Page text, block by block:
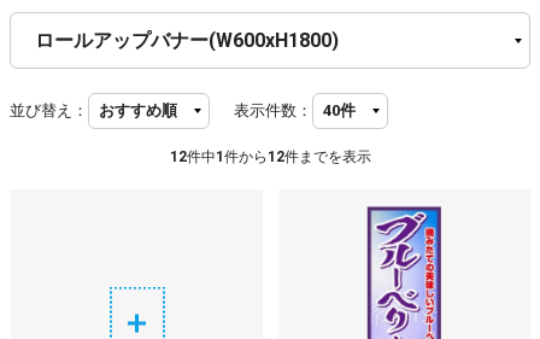
並び替え： 表示件数：
12件中1 件から 12件までを表示